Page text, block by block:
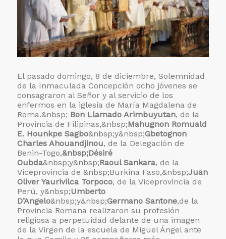
El pasado domingo, 8 de diciembre, Solemnidad
de la Inmaculada Concepción ocho jóvenes se
consagraron al Señor y al servicio de los
enfermos en la iglesia de María Magdalena de
Roma.&nbsp; Bon Llamado Arimbuyutan, de la
Provincia de Filipinas,&nbsp;Mahugnon Romuald
E. Hounkpe Sagbo&nbsp;y&nbsp;Gbetognon
Charles Ahouandjinou, de la Delegación de
Benin-Togo,&nbsp;Désiré
Oubda&nbsp;y&nbsp;Raoul Sankara, de la
Viceprovincia de &nbsp;Burkina Faso,&nbsp;Juan
Oliver Yaurivilca Torpoco, de la Viceprovincia de
Perú, y&nbsp;Umberto
D’Angelo&nbsp;y&nbsp;Germano Santone,de la
Provincia Romana realizaron su profesión
religiosa a perpetuidad delante de una imagen
de la Virgen de la escuela de Miguel Ángel ante